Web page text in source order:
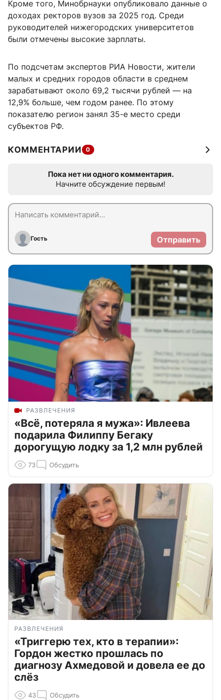
Кроме того, Минобрнауки опубликовало данные о
доходах ректоров вузов за 2025 год. Среди
руководителей нижегородских университетов
были отмечены высокие зарплаты.
По подсчетам экспертов РИА Новости, жители
малых и средних городов области в среднем
зарабатывают около 69,2 тысячи рублей — на
12,9% больше, чем годом ранее. По этому
показателю регион занял 35-е место среди
субъектов РФ.
КОММЕНТАРИИ 0
Пока нет ни одного комментария.
Начните обсуждение первым!
Гость Отправить
РАЗВЛЕЧЕНИЯ
«Всё, потеряла я мужа»: Ивлеева
подарила Филиппу Бегаку
дорогущую лодку за 1,2 млн рублей
73 Обсудить
РАЗВЛЕЧЕНИЯ
«Триггерю тех, кто в терапии»:
Гордон жестко прошлась по
диагнозу Ахмедовой и довела ее до
слёз
43 Обсудить